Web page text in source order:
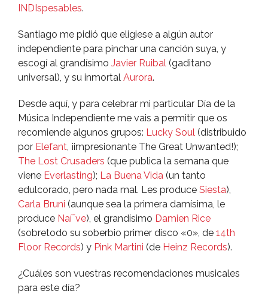
INDIspesables.
Santiago me pidió que eligiese a algún autor
independiente para pinchar una canción suya, y
escogí­ al grandí­simo Javier Ruibal (gaditano
universal), y su inmortal Aurora.
Desde aquí­, y para celebrar mi particular Dí­a de la
Música Independiente me vais a permitir que os
recomiende algunos grupos: Lucky Soul (distribuido
por Elefant, ¡impresionante The Great Unwanted!);
The Lost Crusaders (que publica la semana que
viene Everlasting); La Buena Vida (un tanto
edulcorado, pero nada mal. Les produce Siesta),
Carla Bruni (aunque sea la primera damí­sima, le
produce Naí¯ve), el grandí­simo Damien Rice
(sobretodo su soberbio primer disco «0», de 14th
Floor Records) y Pink Martini (de Heinz Records).
¿Cuáles son vuestras recomendaciones musicales
para este dí­a?